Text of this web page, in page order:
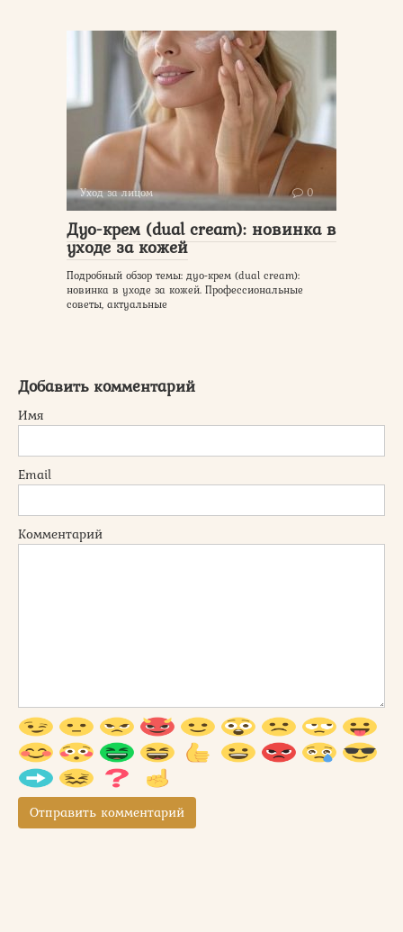
Уход за лицом 0
Дуо-крем (dual cream): новинка в
уходе за кожей
Подробный обзор темы: дуо-крем (dual cream):
новинка в уходе за кожей. Профессиональные
советы, актуальные
Добавить комментарий
Имя
Email
Комментарий